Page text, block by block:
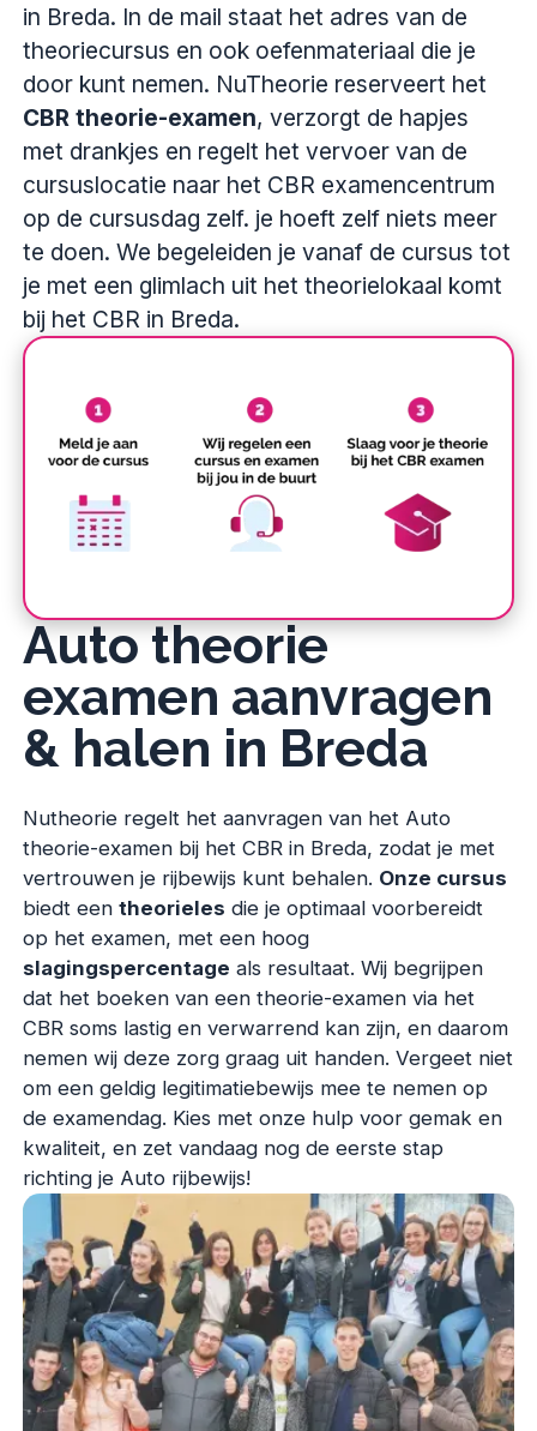
in Breda. In de mail staat het adres van de
theoriecursus en ook oefenmateriaal die je
door kunt nemen. NuTheorie reserveert het
CBR theorie-examen, verzorgt de hapjes
met drankjes en regelt het vervoer van de
cursuslocatie naar het CBR examencentrum
op de cursusdag zelf. je hoeft zelf niets meer
te doen. We begeleiden je vanaf de cursus tot
je met een glimlach uit het theorielokaal komt
bij het CBR in Breda.
Auto theorie
examen aanvragen
& halen in Breda
Nutheorie regelt het aanvragen van het Auto
theorie-examen bij het CBR in Breda, zodat je met
vertrouwen je rijbewijs kunt behalen. Onze cursus
biedt eentheorieles die je optimaal voorbereidt
op het examen, met een hoog
slagingspercentage als resultaat. Wij begrijpen
dat het boeken van een theorie-examen via het
CBR soms lastig en verwarrend kan zijn, en daarom
nemen wij deze zorg graag uit handen. Vergeet niet
om een geldig legitimatiebewijs mee te nemen op
de examendag. Kies met onze hulp voor gemak en
kwaliteit, en zet vandaag nog de eerste stap
richting je Auto rijbewijs!